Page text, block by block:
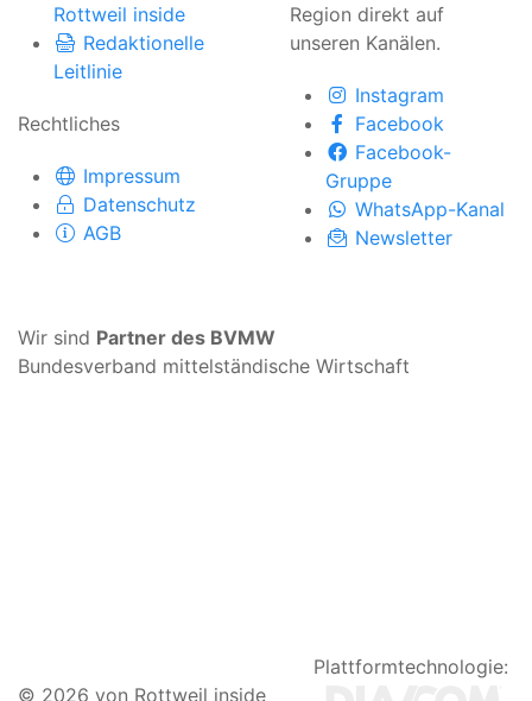
Rottweil inside
Redaktionelle
Leitlinie
Rechtliches
Impressum
Datenschutz
AGB
Region direkt auf
unseren Kanälen.
Instagram
Facebook
Facebook-
Gruppe
WhatsApp-Kanal
Newsletter
Wir sind Partner des BVMW
Bundesverband mittelständische Wirtschaft
© 2026 von Rottweil inside
Plattformtechnologie: